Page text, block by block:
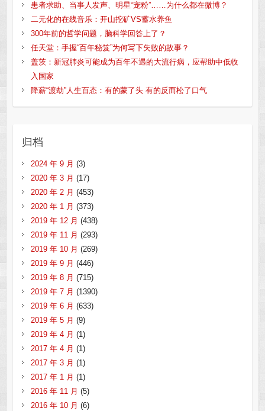
患者求助、当事人发声、明星“宠粉”……为什么都在微博？
二元化的在线音乐：开山挖矿VS蓄水养鱼
300年前的哲学问题，脑科学回答上了？
任天堂：手握“百年秘笈”为何写下失败的故事？
盖茨：新冠肺炎可能成为百年不遇的大流行病，应帮助中低收
入国家
降薪“渡劫”人生百态：有的蒙了头 有的反而松了口气
归档
2024 年 9 月 (3)
2020 年 3 月 (17)
2020 年 2 月 (453)
2020 年 1 月 (373)
2019 年 12 月 (438)
2019 年 11 月 (293)
2019 年 10 月 (269)
2019 年 9 月 (446)
2019 年 8 月 (715)
2019 年 7 月 (1390)
2019 年 6 月 (633)
2019 年 5 月 (9)
2019 年 4 月 (1)
2017 年 4 月 (1)
2017 年 3 月 (1)
2017 年 1 月 (1)
2016 年 11 月 (5)
2016 年 10 月 (6)